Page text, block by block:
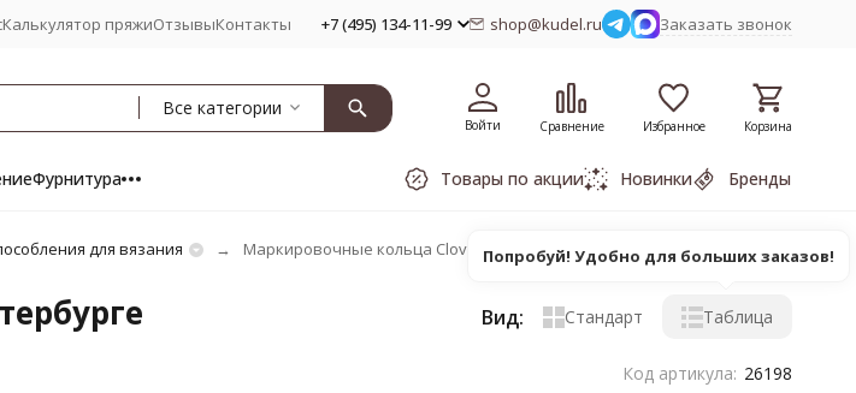
Калькулятор пряжиОтзывыКонтакты +7 (495) 134-11-99 shop@kudel.ru Заказать звонок
Все категории
Войти Сравнение Избранное Корзина
Фурнитура Товары по акции Новинки Бренды
для вязания Маркировочные кольца Clover
Вид: Стандарт Таблица
Код артикула: 26198
Попробуй! Удобно для больших заказов!